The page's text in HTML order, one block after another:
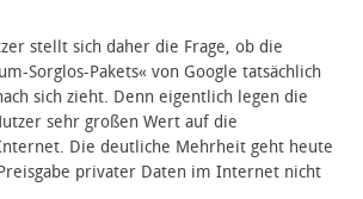
stellt sich daher die Frage, ob die
Sorglos-Pakets« von Google tatsächlich
sich zieht. Denn eigentlich legen die
sehr großen Wert auf die
Die deutliche Mehrheit geht heute
privater Daten im Internet nicht